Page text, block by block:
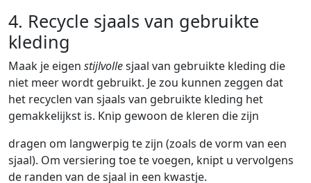
4. Recycle sjaals van gebruikte
kleding
Maak je eigen stijlvollesjaal van gebruikte kleding die
niet meer wordt gebruikt. Je zou kunnen zeggen dat
het recyclen van sjaals van gebruikte kleding het
gemakkelijkst is. Knip gewoon de kleren die zijn
dragen om langwerpig te zijn (zoals de vorm van een
sjaal). Om versiering toe te voegen, knipt u vervolgens
de randen van de sjaal in een kwastje.